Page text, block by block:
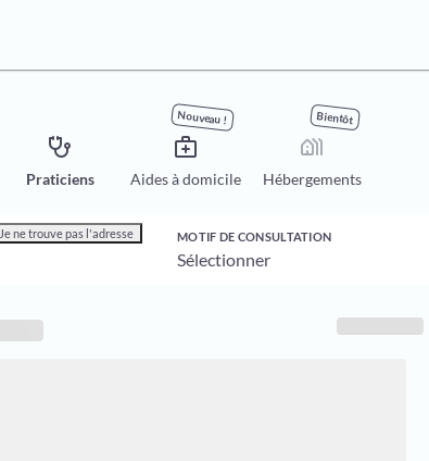
stethoscope
Praticiens
Nouveau !
medical_services
Aides à domicile
Bientôt
holiday_village
Hébergements
Je ne trouve pas l'adresse MOTIF DE CONSULTATION